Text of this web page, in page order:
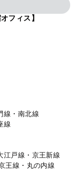
フィス】
線・南北線
線
江戸線・京王新線
王線・丸の内線